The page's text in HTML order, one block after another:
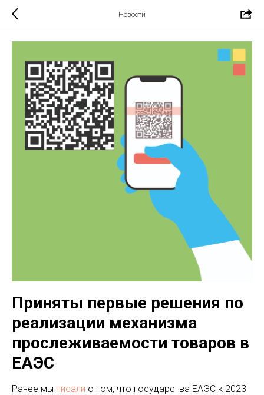
Новости
Приняты первые решения по
реализации механизма
прослеживаемости товаров в
ЕАЭС
Ранее мы писали о том, что государства ЕАЭС к 2023